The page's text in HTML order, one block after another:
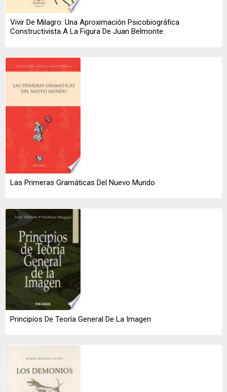
Vivir De Milagro: Una Aproximación Psicobiográfica
Constructivista A La Figura De Juan Belmonte.
Las Primeras Gramáticas Del Nuevo Mundo
Principios De Teoría General De La Imagen